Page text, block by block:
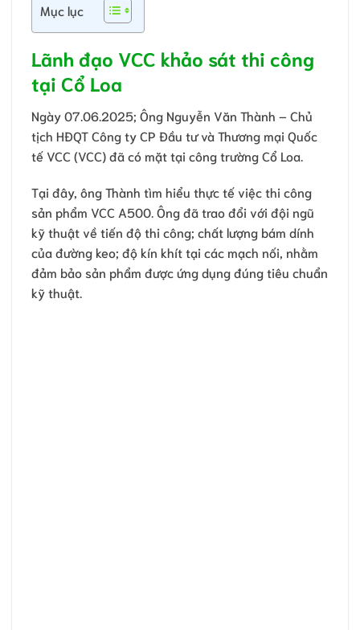
Mục lục
Lãnh đạo VCC khảo sát thi công
tại Cổ Loa
Ngày 07.06.2025; Ông Nguyễn Văn Thành – Chủ
tịch HĐQT Công ty CP Đầu tư và Thương mại Quốc
tế VCC (VCC) đã có mặt tại công trường Cổ Loa.
Tại đây, ông Thành tìm hiểu thực tế việc thi công
sản phẩm VCC A500. Ông đã trao đổi với đội ngũ
kỹ thuật về tiến độ thi công; chất lượng bám dính
của đường keo; độ kín khít tại các mạch nối, nhằm
đảm bảo sản phẩm được ứng dụng đúng tiêu chuẩn
kỹ thuật.